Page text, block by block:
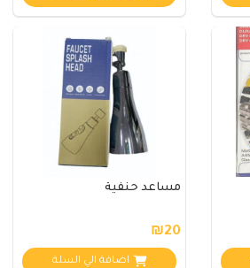
مساعد حنفية
₪20
اضافة الي السلة